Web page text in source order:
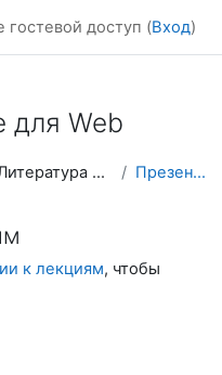
гостевой доступ (Вход)
для Web
Литература и справочные материалы Презентации к лекциям
к лекциям, чтобы